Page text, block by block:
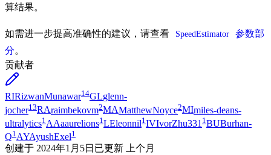
算结果。
如需进一步提高准确性的建议，请查看 SpeedEstimator
参数部
分。
贡献者
RIRizwanMunawar14GLglenn-
jocher13RAraimbekovm2MAMatthewNoyce2MImiles-deans-
ultralytics1 AAaaurelions1 LEleonnil1 IVIvorZhu331 1 BUBurhan-
Q1AYAyushExel1
创建于 2024年1月5日 已更新 上个月